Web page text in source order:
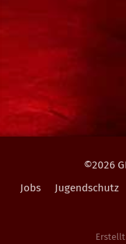
©2026
Jobs
Jugendschutz